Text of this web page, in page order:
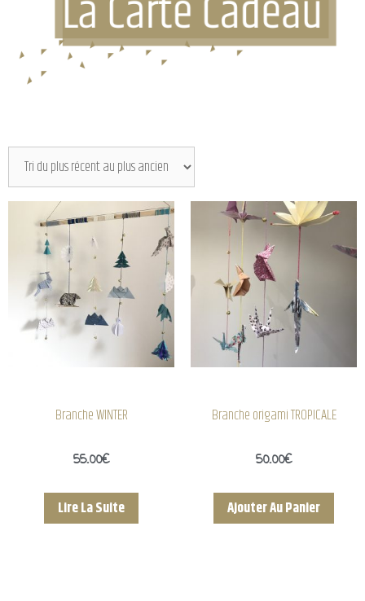
Branche WINTER
55.00€
Lire La Suite
Branche origami TROPICALE
50.00€
Ajouter Au Panier